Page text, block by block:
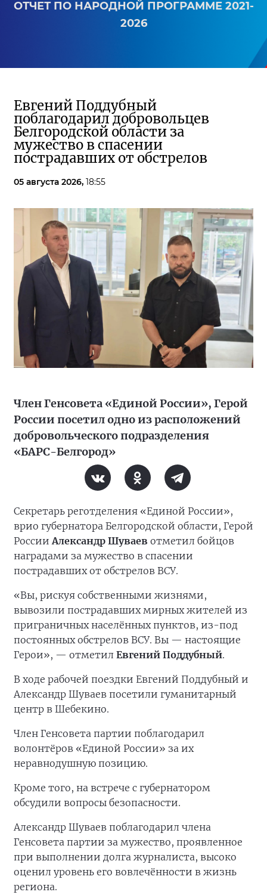
ОТЧЕТ ПО НАРОДНОЙ ПРОГРАММЕ 2021-
2026
Евгений Поддубный
поблагодарил добровольцев
Белгородской области за
мужество в спасении
пострадавших от обстрелов
05 августа 2026, 18:55
Член Генсовета «Единой России», Герой
России посетил одно из расположений
добровольческого подразделения
«БАРС-Белгород»
Секретарь реготделения «Единой России»,
врио губернатора Белгородской области, Герой
РоссииАлександр Шуваев отметил бойцов
наградами за мужество в спасении
пострадавших от обстрелов ВСУ.
«Вы, рискуя собственными жизнями,
вывозили пострадавших мирных жителей из
приграничных населённых пунктов, из-под
постоянных обстрелов ВСУ. Вы — настоящие
Герои», — отметил Евгений Поддубный.
В ходе рабочей поездки Евгений Поддубный и
Александр Шуваев посетили гуманитарный
центр в Шебекино.
Член Генсовета партии поблагодарил
волонтёров «Единой России» за их
неравнодушную позицию.
Кроме того, на встрече с губернатором
обсудили вопросы безопасности.
Александр Шуваев поблагодарил члена
Генсовета партии за мужество, проявленное
при выполнении долга журналиста, высоко
оценил уровень его вовлечённости в жизнь
региона.